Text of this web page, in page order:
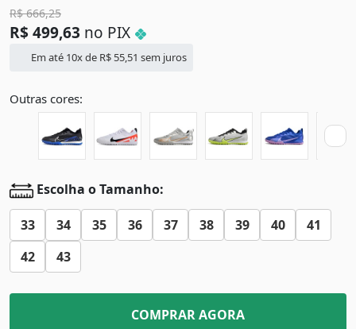
R$666,25
R$ 499,63 no PIX
Em até 10x de R$ 55,51 sem juros
Outras cores:
Escolha o Tamanho:
33 34 35 36 37 38 39 40
41
42
43
COMPRAR AGORA